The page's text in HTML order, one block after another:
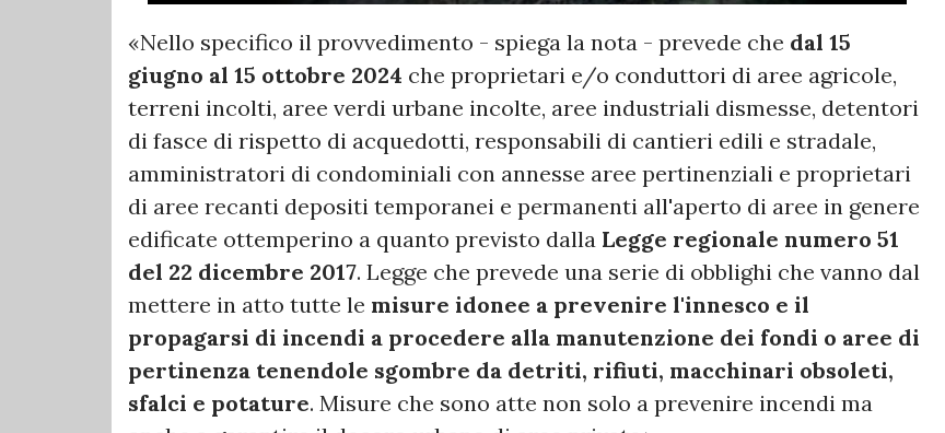
«Nello specifico il provvedimento - spiega la nota - prevede che dal 15
giugno al 15 ottobre 2024 che proprietari e/o conduttori di aree agricole,
terreni incolti, aree verdi urbane incolte, aree industriali dismesse, detentori
di fasce di rispetto di acquedotti, responsabili di cantieri edili e stradale,
amministratori di condominiali con annesse aree pertinenziali e proprietari
di aree recanti depositi temporanei e permanenti all'aperto di aree in genere
edificate ottemperino a quanto previsto dalla Legge regionale numero 51
del 22 dicembre 2017. Legge che prevede una serie di obblighi che vanno dal
mettere in atto tutte le misure idonee a prevenire l'innesco e il
propagarsi di incendi a procedere alla manutenzione dei fondi o aree di
pertinenza tenendole sgombre da detriti, rifiuti, macchinari obsoleti,
sfalci e potature. Misure che sono atte non solo a prevenire incendi ma